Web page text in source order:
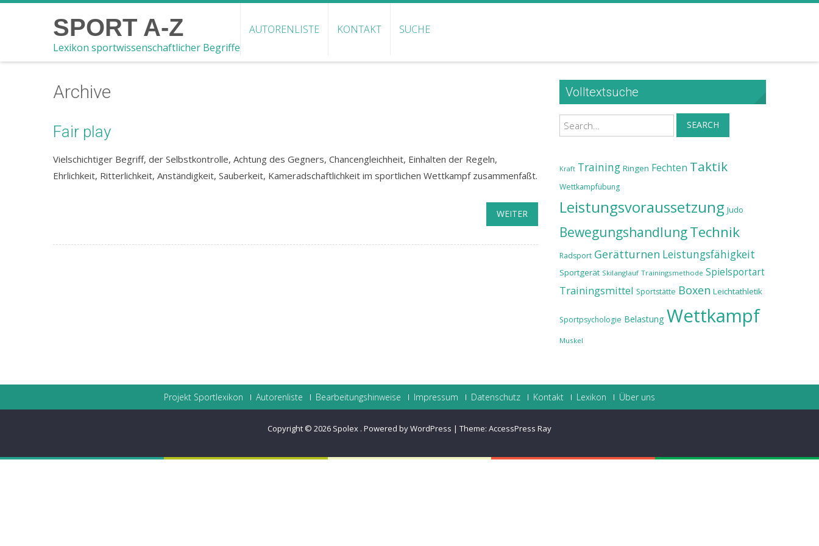
SPORT A-Z
Lexikon sportwissenschaftlicher Begriffe
AUTORENLISTE KONTAKT SUCHE
Archive
Fair play
Vielschichtiger Begriff, der Selbstkontrolle, Achtung des Gegners, Chancengleichheit, Einhalten der Regeln,
Ehrlichkeit, Ritterlichkeit, Anständigkeit, Sauberkeit, Kameradschaftlichkeit im sportlichen Wettkampf zusammenfaßt.
WEITER
Volltextsuche
Search SEARCH
Kraft Training Ringen Fechten Taktik
Wettkampfübung
Leistungsvoraussetzung Judo
BewegungshandlungTechnik
Radsport Gerätturnen Leistungsfähigkeit
Sportgerät Skilanglauf Trainingsmethode Spielsportart
Trainingsmittel Sportstätte Boxen Leichtathletik
Sportpsychologie Belastung Wettkampf
Muskel
Projekt Sportlexikon Autorenliste Bearbeitungshinweise Impressum Datenschutz Kontakt Lexikon Über uns
Copyright © 2026 Spolex . Powered by WordPress | Theme: AccessPress Ray